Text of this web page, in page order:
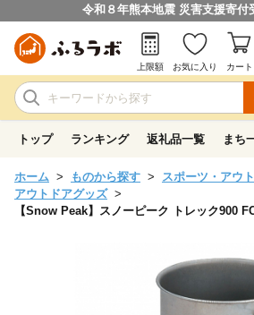
令和８年熊本地震 災害支援寄付
上限額 お気に入り カート
トップ ランキング 返礼品一覧 まち
ホーム ものから探す
スポーツ・アウ
アウトドアグッズ
【Snow Peak】スノーピーク トレック900